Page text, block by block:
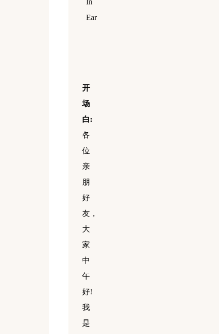
In
Ear
开
场
白:
各
位
亲
朋
好
友，
大
家
中
午
好!
我
是